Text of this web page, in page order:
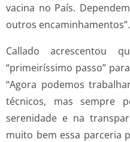
vacina no País.
outros encaminhamentos”.
Callado acrescentou
“primeiríssimo passo”
“Agora podemos
técnicos, mas sempre
serenidade e na
muito bem essa parceria